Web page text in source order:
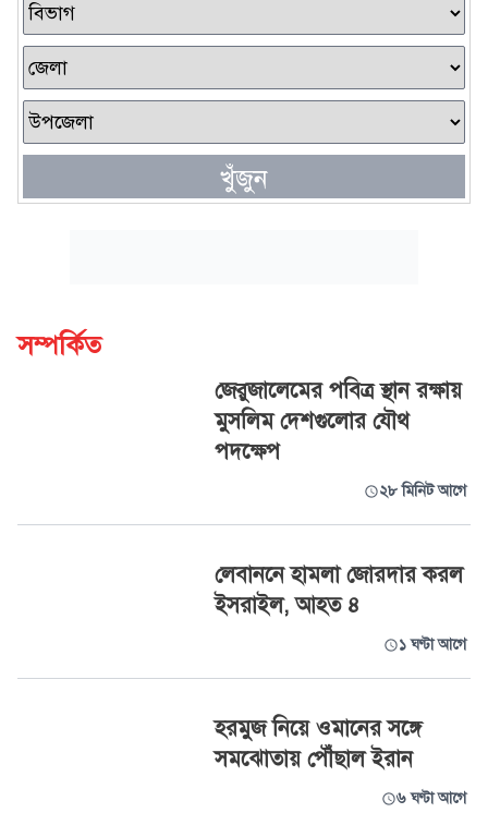
খুঁজুন
সম্পর্কিত
জেরুজালেমের পবিত্র স্থান রক্ষায়
মুসলিম দেশগুলোর যৌথ
পদক্ষেপ
২৮ মিনিট আগে
লেবাননে হামলা জোরদার করল
ইসরাইল, আহত ৪
১ ঘণ্টা আগে
হরমুজ নিয়ে ওমানের সঙ্গে
সমঝোতায় পৌঁছাল ইরান
৬ ঘণ্টা আগে